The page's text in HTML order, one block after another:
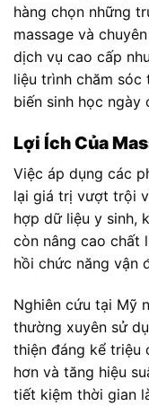
hàng chọn những
massage và
dịch vụ cao cấp
liệu trình chăm
biến sinh học ngày
Lợi Ích Của
Việc áp dụng các
lại giá trị vượt trội
hợp dữ liệu y sinh,
còn nâng cao chất
hồi chức năng vận
Nghiên cứu tại Mỹ
thường xuyên sử
thiện đáng kể triệu
hơn và tăng hiệu
tiết kiệm thời gian